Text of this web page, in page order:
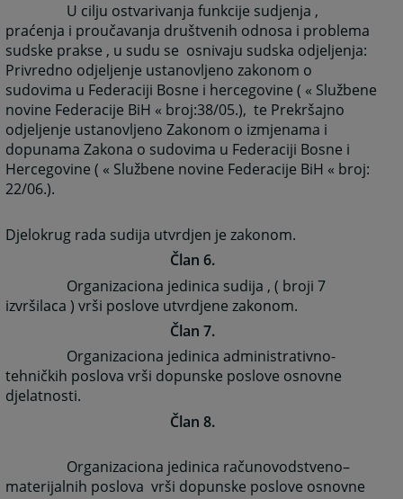
U cilju ostvarivanja funkcije sudjenja ,
praćenja i proučavanja društvenih odnosa i problema
sudske prakse , u sudu se osnivaju sudska odjeljenja:
Privredno odjeljenje ustanovljeno zakonom o
sudovima u Federaciji Bosne i hercegovine ( « Službene
novine Federacije BiH « broj:38/05.), te Prekršajno
odjeljenje ustanovljeno Zakonom o izmjenama i
dopunama Zakona o sudovima u Federaciji Bosne i
Hercegovine ( « Službene novine Federacije BiH « broj:
22/06.).
Djelokrug rada sudija utvrdjen je zakonom.
Član 6.
Organizaciona jedinica sudija , ( broji 7
izvršilaca ) vrši poslove utvrdjene zakonom.
Član 7.
Organizaciona jedinica administrativno-
tehničkih poslova vrši dopunske poslove osnovne
djelatnosti.
Član 8.
Organizaciona jedinica računovodstveno–
materijalnih poslova vrši dopunske poslove osnovne